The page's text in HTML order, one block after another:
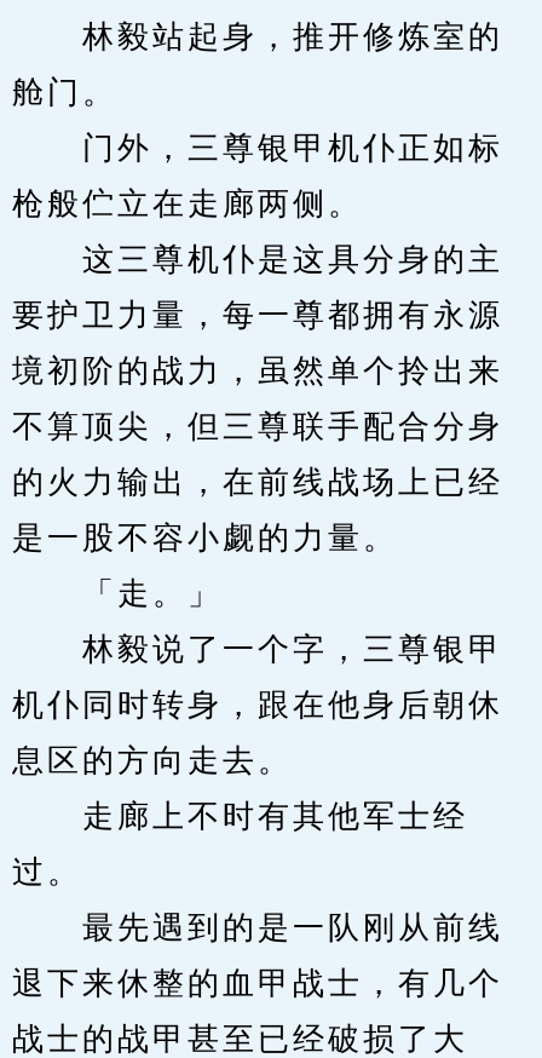
林毅站起身，推开修炼室的
舱门。
门外，三尊银甲机仆正如标
枪般伫立在走廊两侧。
这三尊机仆是这具分身的主
要护卫力量，每一尊都拥有永源
境初阶的战力，虽然单个拎出来
不算顶尖，但三尊联手配合分身
的火力输出，在前线战场上已经
是一股不容小觑的力量。
「走。」
林毅说了一个字，三尊银甲
机仆同时转身，跟在他身后朝休
息区的方向走去。
走廊上不时有其他军士经
过。
最先遇到的是一队刚从前线
退下来休整的血甲战士，有几个
战士的战甲甚至已经破损了大